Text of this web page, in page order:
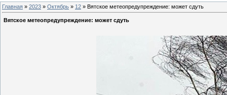
Главная » 2023 » Октябрь » 12 » Вятское метеопредупреждение: может сдуть
Вятское метеопредупреждение: может сдуть